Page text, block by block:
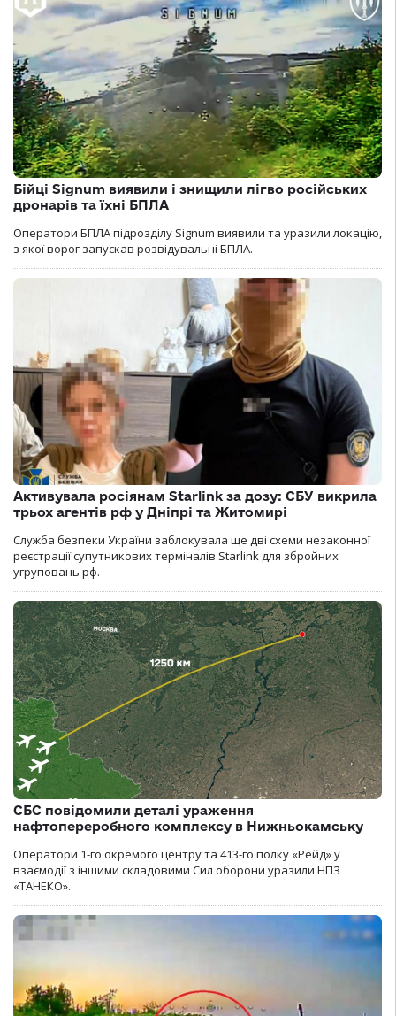
Бійці Signum виявили і знищили лігво російських
дронарів та їхні БПЛА
Оператори БПЛА підрозділу Signum виявили та уразили локацію,
з якої ворог запускав розвідувальні БПЛА.
Активувала росіянам Starlink за дозу: СБУ викрила
трьох агентів рф у Дніпрі та Житомирі
Служба безпеки України заблокувала ще дві схеми незаконної
реєстрації супутникових терміналів Starlink для збройних
угруповань рф.
СБС повідомили деталі ураження
нафтопереробного комплексу в Нижньокамську
Оператори 1-го окремого центру та 413-го полку «Рейд» у
взаємодії з іншими складовими Сил оборони уразили НПЗ
«ТАНЕКО».